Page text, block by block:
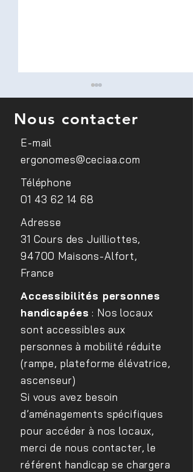
Conférence sur le
handicap visuel au sein du
Nous contacter
E-mail
ergonomes@ceciaa.com
Téléphone
01 43 62 14 68
Adresse
31 Cours des Juilliottes,
94700 Maisons-Alfort,
France
Accessibilités personnes
handicapées : Nos locaux
sont accessibles aux
personnes à mobilité réduite
(rampe, plateforme élévatrice,
ascenseur)
Si vous avez besoin
d’aménagements spécifiques
pour accéder à nos locaux,
merci de nous contacter, le
référent handicap se chargera